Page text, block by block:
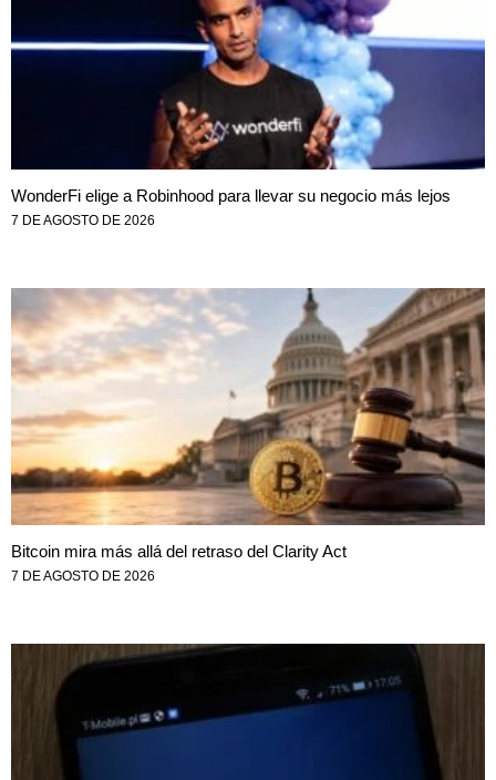
WonderFi elige a Robinhood para llevar su negocio más lejos
7 DE AGOSTO DE 2026
Bitcoin mira más allá del retraso del Clarity Act
7 DE AGOSTO DE 2026